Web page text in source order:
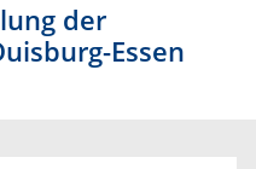
der
Essen